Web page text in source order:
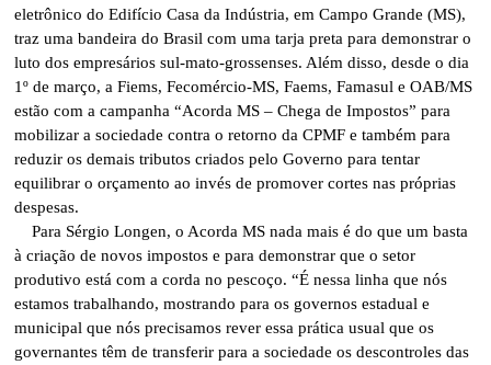
eletrônico do Edifício Casa da Indústria, em Campo Grande (MS),
traz uma bandeira do Brasil com uma tarja preta para demonstrar o
luto dos empresários sul-mato-grossenses. Além disso, desde o dia
1º de março, a Fiems, Fecomércio-MS, Faems, Famasul e OAB/MS
estão com a campanha “Acorda MS – Chega de Impostos” para
mobilizar a sociedade contra o retorno da CPMF e também para
reduzir os demais tributos criados pelo Governo para tentar
equilibrar o orçamento ao invés de promover cortes nas próprias
despesas.
Para Sérgio Longen, o Acorda MS nada mais é do que um basta
à criação de novos impostos e para demonstrar que o setor
produtivo está com a corda no pescoço. “É nessa linha que nós
estamos trabalhando, mostrando para os governos estadual e
municipal que nós precisamos rever essa prática usual que os
governantes têm de transferir para a sociedade os descontroles das